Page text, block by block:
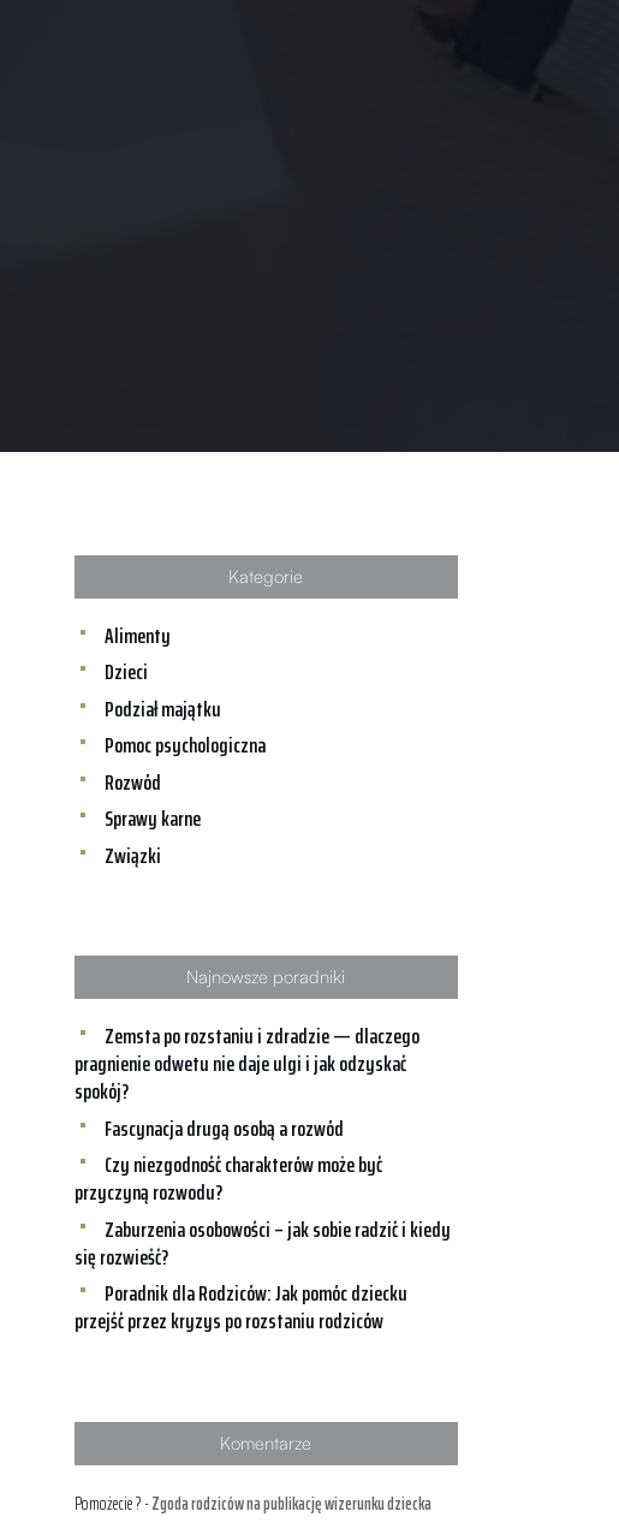
Kategorie
Alimenty
Dzieci
Podział majątku
Pomoc psychologiczna
Rozwód
Sprawy karne
Związki
Najnowsze poradniki
Zemsta po rozstaniu i zdradzie — dlaczego
pragnienie odwetu nie daje ulgi i jak odzyskać
spokój?
Fascynacja drugą osobą a rozwód
Czy niezgodność charakterów może być
przyczyną rozwodu?
Zaburzenia osobowości – jak sobie radzić i kiedy
się rozwieść?
Poradnik dla Rodziców: Jak pomóc dziecku
przejść przez kryzys po rozstaniu rodziców
Komentarze
Pomożecie ?-Zgoda rodziców na publikację wizerunku dziecka